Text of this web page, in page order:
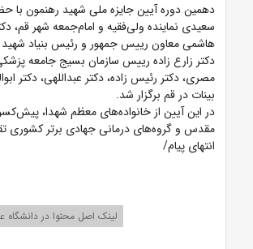
دهمین دوره آیین جایزه ملی شهید رهنمون با
سعیدی نماینده ولی‌فقیه و امام‌جمعه شهر قم،
هاشمی معاون رییس جمهور و رئیس بنیاد شهید و
دکتر زارع زاده رییس سازمان بسیج جامعه
مصری، دکتر رئیس زاده، دکتر عبداللهی، دکتر
بینات در قم برگزار شد.
در این آیین از خانواده‌های معظم شهدا،
مقدس و گروه‌های درمانی جهادی برتر کشوری
انتهای پیام/
لینک اصل محتوا در دانشگاه